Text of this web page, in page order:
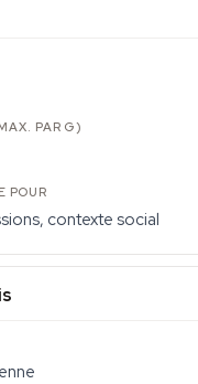
contexte social